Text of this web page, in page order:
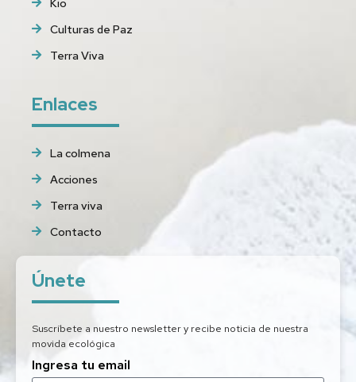
Culturas de Paz
Terra Viva
Enlaces
La colmena
Acciones
Terra viva
Contacto
Únete
Suscríbete a nuestro newsletter y recibe noticia de nuestra
movida ecológica
Ingresa tu email